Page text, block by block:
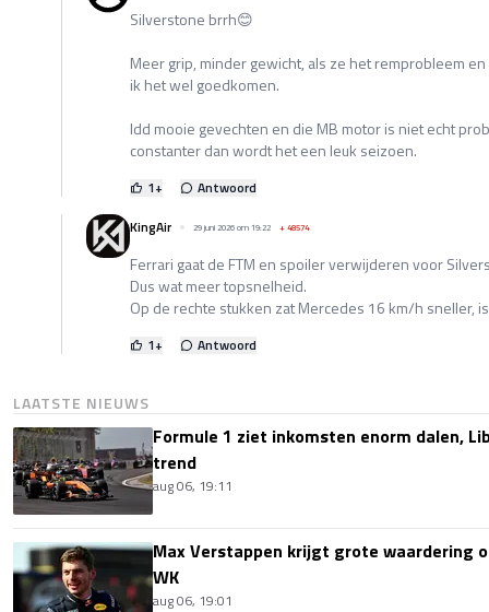
Silverstone brrh😊
Meer grip, minder gewicht, als ze het remprobleem
ik het wel goedkomen.
Idd mooie gevechten en die MB motor is niet echt
constanter dan wordt het een leuk seizoen.
1+
Antwoord
KingAir
29 juni 2026 om 19:22 +48574
Ferrari gaat de FTM en spoiler verwijderen voor
Dus wat meer topsnelheid.
Op de rechte stukken zat Mercedes 16 km/h sneller,
1+ Antwoord
LAATSTE NIEUWS
Formule 1 ziet inkomsten enorm dalen,
trend
aug 06, 19:11
Max Verstappen krijgt grote waardering
WK
aug 06, 19:01